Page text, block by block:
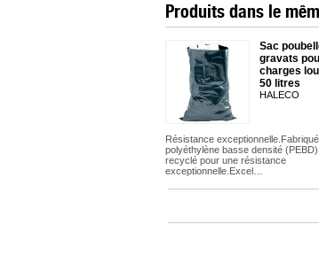
Produits dans le
Sac
gravats
charges
50 litres
HALECO
Résistance
polyéthylène basse densité (PEBD)
recyclé pour une résistance
exceptionnelle.Excel…